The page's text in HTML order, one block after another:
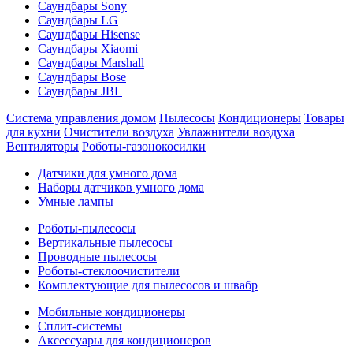
Саундбары Sony
Саундбары LG
Саундбары Hisense
Саундбары Xiaomi
Саундбары Marshall
Саундбары Bose
Саундбары JBL
Система управления домом Пылесосы Кондиционеры Товары
для кухни Очистители воздуха Увлажнители воздуха
Вентиляторы Роботы-газонокосилки
Датчики для умного дома
Наборы датчиков умного дома
Умные лампы
Роботы-пылесосы
Вертикальные пылесосы
Проводные пылесосы
Роботы-стеклоочистители
Комплектующие для пылесосов и швабр
Мобильные кондиционеры
Сплит-системы
Аксессуары для кондиционеров